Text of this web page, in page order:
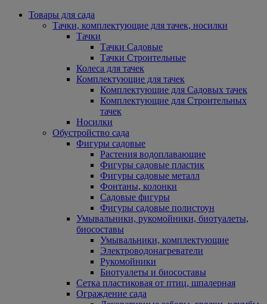
Товары для сада
Тачки, комплектующие для тачек, носилки
Тачки
Тачки Садовые
Тачки Строительные
Колеса для тачек
Комплектующие для тачек
Комплектующие для Садовых тачек
Комплектующие для Строительных
тачек
Носилки
Обустройство сада
Фигуры садовые
Растения водоплавающие
Фигуры садовые пластик
Фигуры садовые металл
Фонтаны, колонки
Садовые фигуры
Фигуры садовые полистоун
Умывальники, рукомойники, биотуалеты,
биосоставы
Умывальники, комплектующие
Электроводонагреватели
Рукомойники
Биотуалеты и биосоставы
Сетка пластиковая от птиц, шпалерная
Ограждение сада